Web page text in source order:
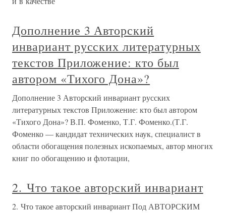
Дополнение 3 Авторский
инвариант русских литературных
текстов Приложение: кто был
автором «Тихого Дона»?
Дополнение 3 Авторский инвариант русских
литературных текстов Приложение: кто был автором
«Тихого Дона»? В.П. Фоменко, Т.Г. Фоменко.(Т.Г.
Фоменко — кандидат технических наук, специалист в
области обогащения полезных ископаемых, автор многих
книг по обогащению и флотации,
2. Что такое авторский инвариант
2. Что такое авторский инвариант Под АВТОРСКИМ